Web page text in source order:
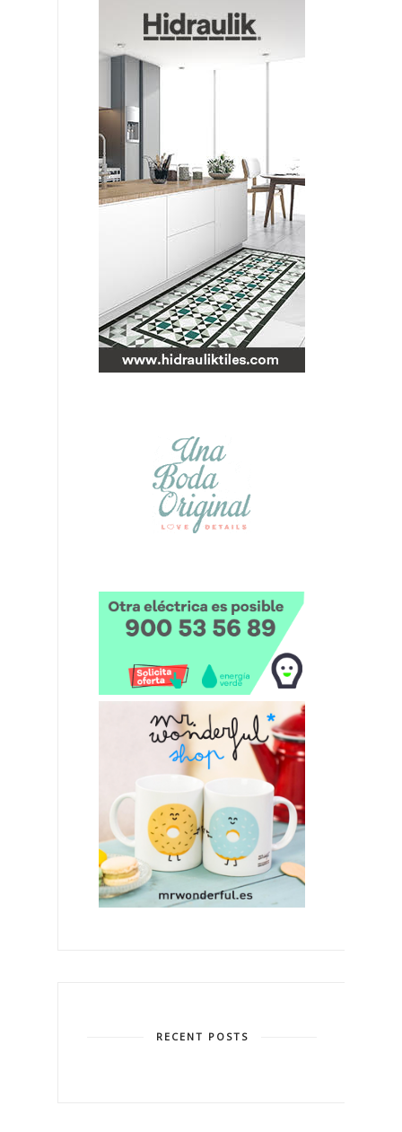
RECENT POSTS